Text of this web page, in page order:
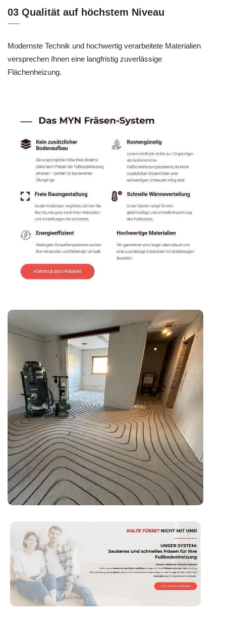
03 Qualität auf höchstem Niveau
Modernste Technik und hochwertig verarbeitete Materialien
versprechen Ihnen eine langfristig zuverlässige
Flächenheizung.